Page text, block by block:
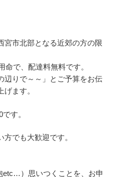
市北部となる近郊の方の限
で、配達料無料です。
りで～～」とご予算をお伝
ます。
す。
でも大歓迎です。
）思いつくことを、お申